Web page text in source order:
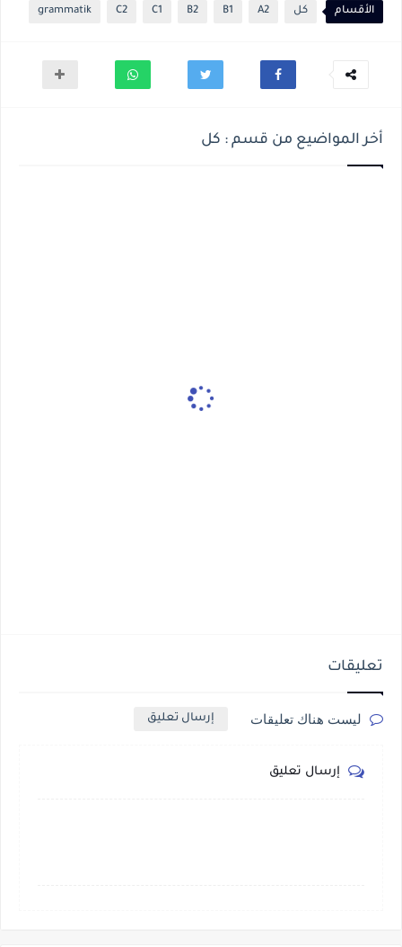
الأقسام كل A2
B1
B2
C1
C2
grammatik
أخر المواضيع من قسم : كل
تعليقات
ليست هناك تعليقات إرسال تعليق
إرسال تعليق